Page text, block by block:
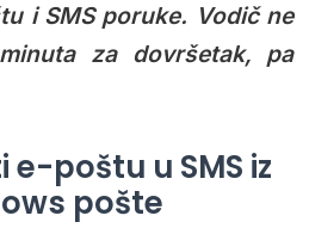
i SMS poruke. Vodič ne
za dovršetak, pa
poštu u SMS iz
pošte